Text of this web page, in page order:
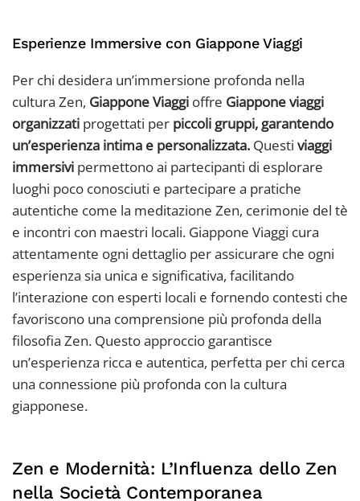
Esperienze Immersive con Giappone Viaggi
Per chi desidera un’immersione profonda nella
cultura Zen, Giappone Viaggi offre Giappone viaggi
organizzati progettati per piccoli gruppi, garantendo
un’esperienza intima e personalizzata. Questi viaggi
immersivi permettono ai partecipanti di esplorare
luoghi poco conosciuti e partecipare a pratiche
autentiche come la meditazione Zen, cerimonie del tè
e incontri con maestri locali. Giappone Viaggi cura
attentamente ogni dettaglio per assicurare che ogni
esperienza sia unica e significativa, facilitando
l’interazione con esperti locali e fornendo contesti che
favoriscono una comprensione più profonda della
filosofia Zen. Questo approccio garantisce
un’esperienza ricca e autentica, perfetta per chi cerca
una connessione più profonda con la cultura
giapponese.
Zen e Modernità: L’Influenza dello Zen
nella Società Contemporanea